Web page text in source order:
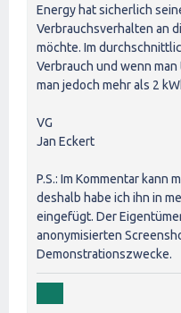
Energy hat sicherlich
Verbrauchsverhalten an
möchte. Im
Verbrauch und wenn
man jedoch mehr als 2
VG
Jan Eckert
P.S.: Im Kommentar kann
deshalb habe ich ihn in
eingefügt. Der
anonymisierten
Demonstrationszwecke.